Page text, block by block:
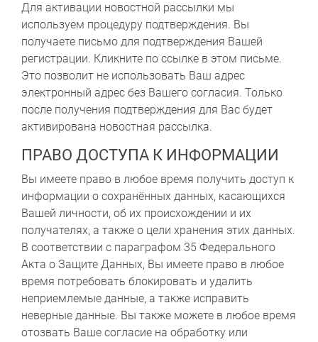
Для активации новостной рассылки мы
используем процедуру подтверждения. Вы
получаете письмо для подтверждения Вашей
регистрации. Кликните по ссылке в этом письме.
Это позволит не использовать Ваш адрес
электронный адрес без Вашего согласия. Только
после получения подтверждения для Вас будет
активирована новостная рассылка.
ПРАВО ДОСТУПА К ИНФОРМАЦИИ
Вы имеете право в любое время получить доступ к
информации о сохранённых данных, касающихся
Вашей личности, об их происхождении и их
получателях, а также о цели хранения этих данных.
В соответствии с параграфом 35 Федерального
Акта о Защите Данных, Вы имеете право в любое
время потребовать блокировать и удалить
неприемлемые данные, а также исправить
неверные данные. Вы также можете в любое время
отозвать Ваше согласие на обработку или